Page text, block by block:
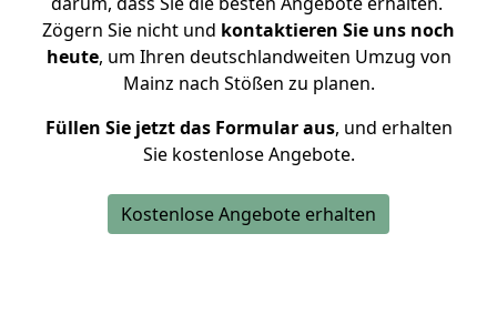
Zögern Sie nicht und kontaktieren Sie uns noch
heute, um Ihren deutschlandweiten Umzug von
Mainz nach Stößen zu planen.
Füllen Sie jetzt das Formular aus, und erhalten
Sie kostenlose Angebote.
Kostenlose Angebote erhalten